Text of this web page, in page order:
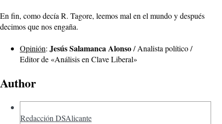
En fin, como decía R. Tagore, leemos mal en el mundo y después
decimos que nos engaña.
Opinión: Jesús Salamanca Alonso/ Analista político /
Editor de «Análisis en Clave Liberal»
Author
Redacción DSAlicante